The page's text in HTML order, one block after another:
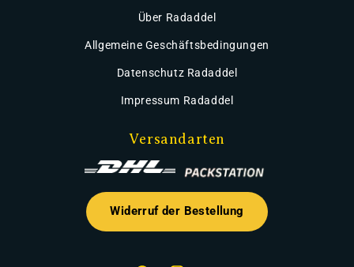
Über Radaddel
Allgemeine Geschäftsbedingungen
Datenschutz Radaddel
Impressum Radaddel
Versandarten
Widerruf der Bestellung